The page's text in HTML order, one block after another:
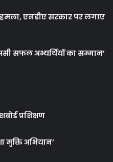
एनडीए सरकार पर लगाए
सफल अभ्यर्थियों का सम्मान’
प्रशिक्षण
अभियान’